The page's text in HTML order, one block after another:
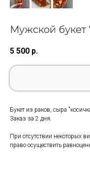
Мужской
5 500 р.
Букет из раков, сыра
Заказ за 2 дня.
При отсутствии некоторых
право осуществить